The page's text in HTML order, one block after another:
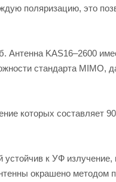
поляризацию, это
Антенна KAS16–2600
стандарта MIMO,
которых составляет
к УФ излучение,
окрашено методом